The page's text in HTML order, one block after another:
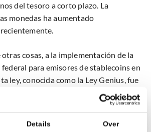
Details Over
del tesoro a corto plazo. La
monedas ha aumentado
cosas, a la implementación de la
para emisores de stablecoins en
ley, conocida como la Ley Genius, fue
ofrece un marco regulatorio más claro.
plataformas de Fidelity